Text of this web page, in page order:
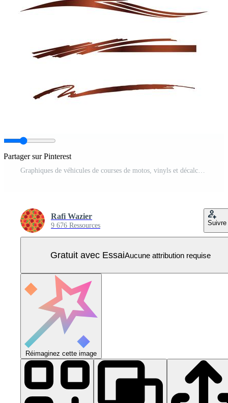
Partager sur Pinterest
Graphiques de véhicules de courses de motos, vinyls et décalcomanies tribaux Vecteur Pro
Rafi Wazier
9 676 Ressources Suivre
Gratuit avec EssaiAucune attribution requise
Réimaginez cette image